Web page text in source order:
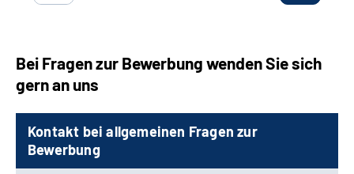
Bei Fragen zur Bewerbung wenden Sie sich
gern an uns
Kontakt bei allgemeinen Fragen zur
Bewerbung